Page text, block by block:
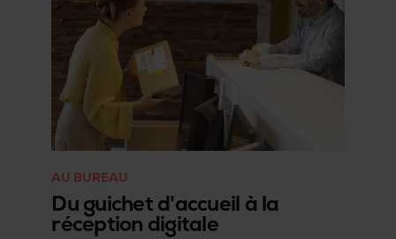
AU BUREAU
Du guichet d'accueil à la
réception digitale